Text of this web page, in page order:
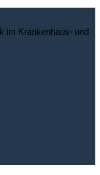
im Krankenhaus- und